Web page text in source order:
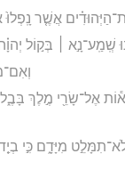
אֲשֶׁ֤ר נָֽפְלוּ֙
שְֽׁמַֽע־נָ֣א ׀ בְּק֣וֹל
אֶל־שָׂרֵ֖י מֶ֣לֶךְ
לֹא־תִמָּלֵ֣ט מִיָּדָ֑ם כִּ֣י